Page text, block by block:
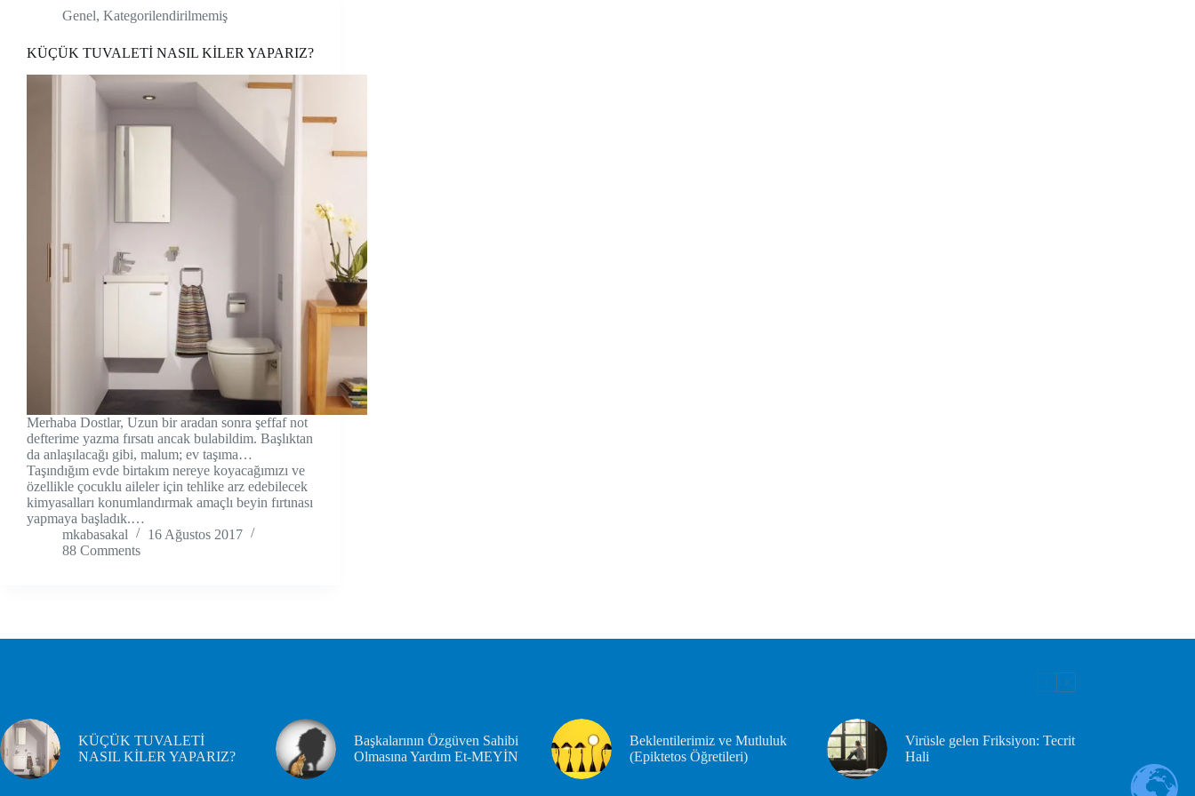
Genel, Kategorilendirilmemiş
KÜÇÜK TUVALETİ NASIL KİLER YAPARIZ?
Merhaba Dostlar, Uzun bir aradan sonra şeffaf not
defterime yazma fırsatı ancak bulabildim. Başlıktan
da anlaşılacağı gibi, malum; ev taşıma…
Taşındığım evde birtakım nereye koyacağımızı ve
özellikle çocuklu aileler için tehlike arz edebilecek
kimyasalları konumlandırmak amaçlı beyin fırtınası
yapmaya başladık.…
mkabasakal
16 Ağustos 2017
88 Comments
KÜÇÜK TUVALETİ
NASIL KİLER YAPARIZ?
Başkalarının Özgüven Sahibi
Olmasına Yardım Et-MEYİN
Beklentilerimiz ve Mutluluk
(Epiktetos Öğretileri)
Virüsle gelen Friksiyon: Tecrit
Hali